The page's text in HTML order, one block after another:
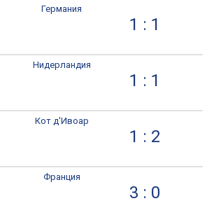
Германия
1 : 1
Нидерландия
1 : 1
Кот д'Ивоар
1 : 2
Франция
3 : 0